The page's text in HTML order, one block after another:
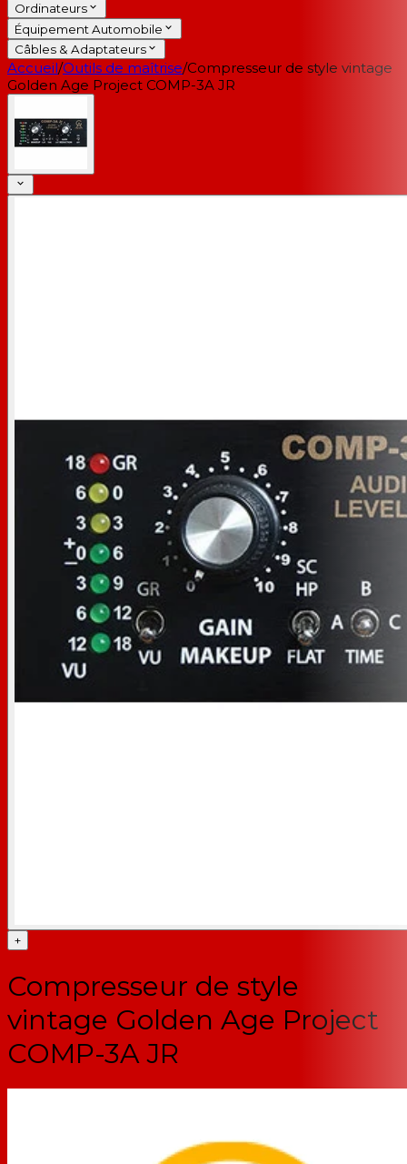
Ordinateurs
Équipement Automobile
Câbles & Adaptateurs
Accueil/Outils de maîtrise/Compresseur de style vintage
Golden Age Project COMP-3A JR
+
Compresseur de style
vintage Golden Age Project
COMP-3A JR